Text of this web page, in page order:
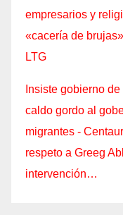
empresarios y
«cacería de
LTG
Insiste gobierno
caldo gordo al
migrantes -
respeto a Greeg
intervención…